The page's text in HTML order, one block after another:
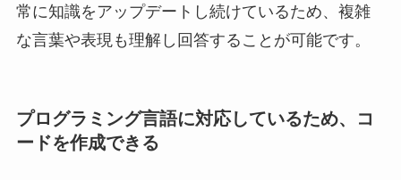
常に知識をアップデートし続けているため、複雑
な言葉や表現も理解し回答することが可能です。
プログラミング言語に対応しているため、コ
ードを作成できる